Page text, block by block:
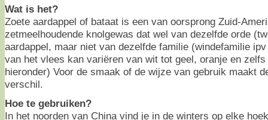
Wat is het?
Zoete aardappel of bataat is een van oorsprong Zuid-
zetmeelhoudende knolgewas dat wel van dezelfde orde
aardappel, maar niet van dezelfde familie (windefamilie
van het vlees kan variëren van wit tot geel, oranje en zelfs
hieronder) Voor de smaak of de wijze van gebruik maakt
verschil.
Hoe te gebruiken?
In het noorden van China vind je in de winters op elke